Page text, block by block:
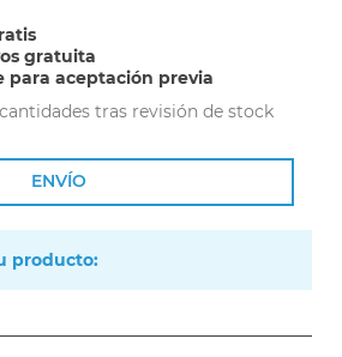
gratuita
para aceptación previa
tras revisión de stock
ENVÍO
producto: